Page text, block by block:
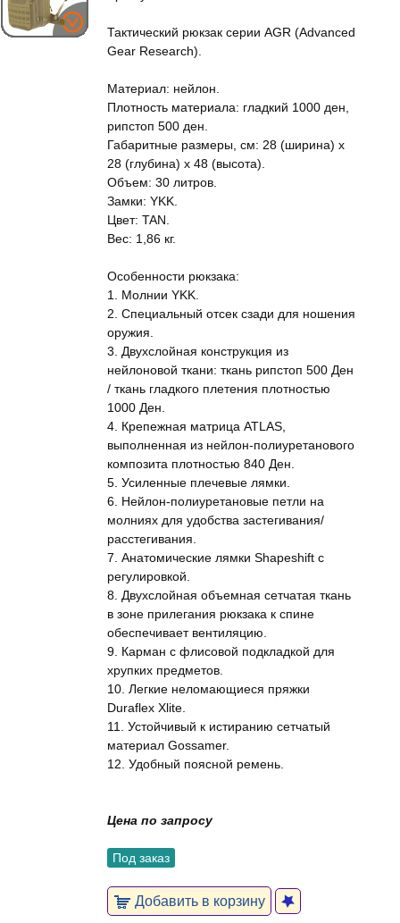
Тактический рюкзак серии AGR (Advanced
Gear Research).
Материал: нейлон.
Плотность материала: гладкий 1000 ден,
рипстоп 500 ден.
Габаритные размеры, см: 28 (ширина) x
28 (глубина) x 48 (высота).
Объем: 30 литров.
Замки: YKK.
Цвет: TAN.
Вес: 1,86 кг.
Особенности рюкзака:
1. Молнии YKK.
2. Специальный отсек сзади для ношения
оружия.
3. Двухслойная конструкция из
нейлоновой ткани: ткань рипстоп 500 Ден
/ ткань гладкого плетения плотностью
1000 Ден.
4. Крепежная матрица ATLAS,
выполненная из нейлон-полиуретанового
композита плотностью 840 Ден.
5. Усиленные плечевые лямки.
6. Нейлон-полиуретановые петли на
молниях для удобства застегивания/
расстегивания.
7. Анатомические лямки Shapeshift с
регулировкой.
8. Двухслойная объемная сетчатая ткань
в зоне прилегания рюкзака к спине
обеспечивает вентиляцию.
9. Карман с флисовой подкладкой для
хрупких предметов.
10. Легкие неломающиеся пряжки
Duraflex Xlite.
11. Устойчивый к истиранию сетчатый
материал Gossamer.
12. Удобный поясной ремень.
Цена по запросу
Под заказ
Добавить в корзину